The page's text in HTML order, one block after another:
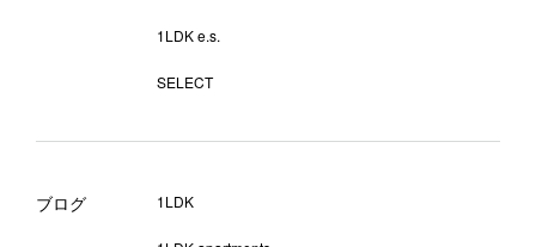
1LDK e.s.
SELECT
ブログ 1LDK